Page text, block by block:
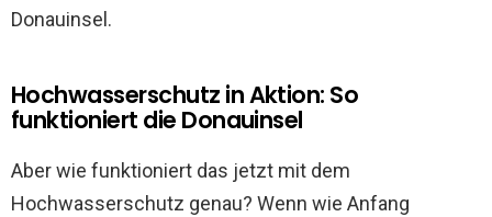
Donauinsel.
Hochwasserschutz in Aktion: So
funktioniert die Donauinsel
Aber wie funktioniert das jetzt mit dem
Hochwasserschutz genau? Wenn wie Anfang